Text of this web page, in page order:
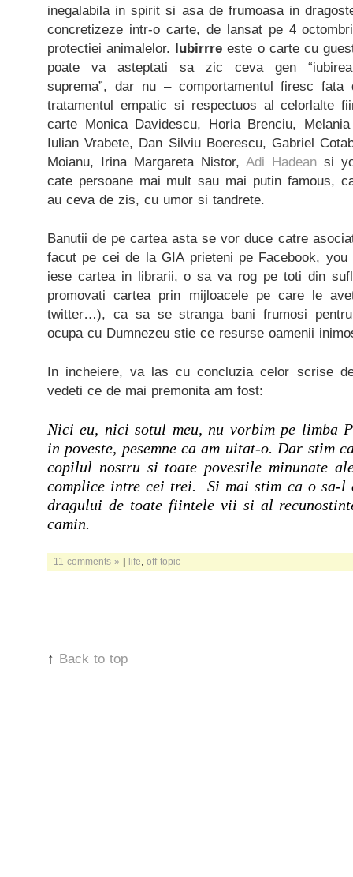
inegalabila in spirit si asa de frumoasa in
concretizeze intr-o carte, de lansat pe 4
protectiei animalelor. Iubirrre este o carte cu
poate va asteptati sa zic ceva gen “iubirea
suprema”, dar nu – comportamentul firesc fata
tratamentul empatic si respectuos al celorlalte
carte Monica Davidescu, Horia Brenciu,
Iulian Vrabete, Dan Silviu Boerescu, Gabriel
Moianu, Irina Margareta Nistor, Adi Hadean si
cate persoane mai mult sau mai putin famous,
au ceva de zis, cu umor si tandrete.
Banutii de pe cartea asta se vor duce catre
facut pe cei de la GIA prieteni pe Facebook,
iese cartea in librarii, o sa va rog pe toti din
promovati cartea prin mijloacele pe care le
twitter…), ca sa se stranga bani frumosi
ocupa cu Dumnezeu stie ce resurse oamenii
In incheiere, va las cu concluzia celor scrise
vedeti ce de mai premonita am fost:
Nici eu, nici sotul meu, nu vorbim pe limba
in poveste, pesemne ca am uitat-o. Dar stim
copilul nostru si toate povestile minunate
complice intre cei trei.
Si mai stim ca o sa-l
dragului de toate fiintele vii si al
camin.
11 comments » | life off topic
↑ Back to top